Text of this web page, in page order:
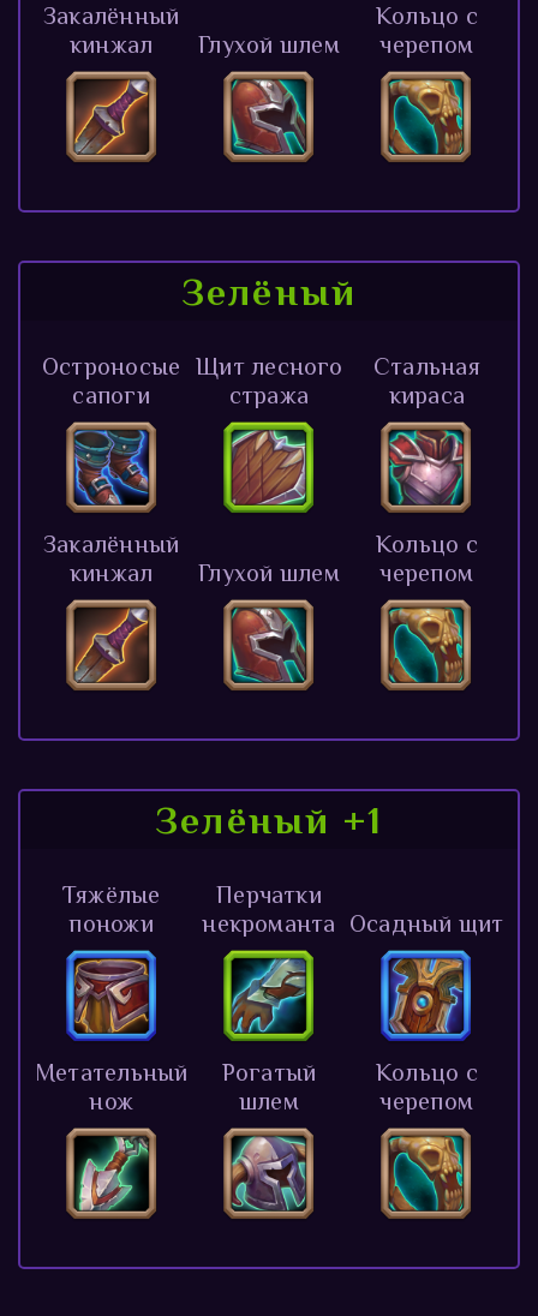
Закалённый
кинжал
Глухой шлем
Кольцо с
черепом
Зелёный
Остроносые
сапоги
Щит лесного
стража
Стальная
кираса
Закалённый
кинжал
Глухой шлем
Кольцо с
черепом
Зелёный +1
Тяжёлые
поножи
Перчатки
некроманта
Осадный щит
Метательный
нож
Рогатый
шлем
Кольцо с
черепом